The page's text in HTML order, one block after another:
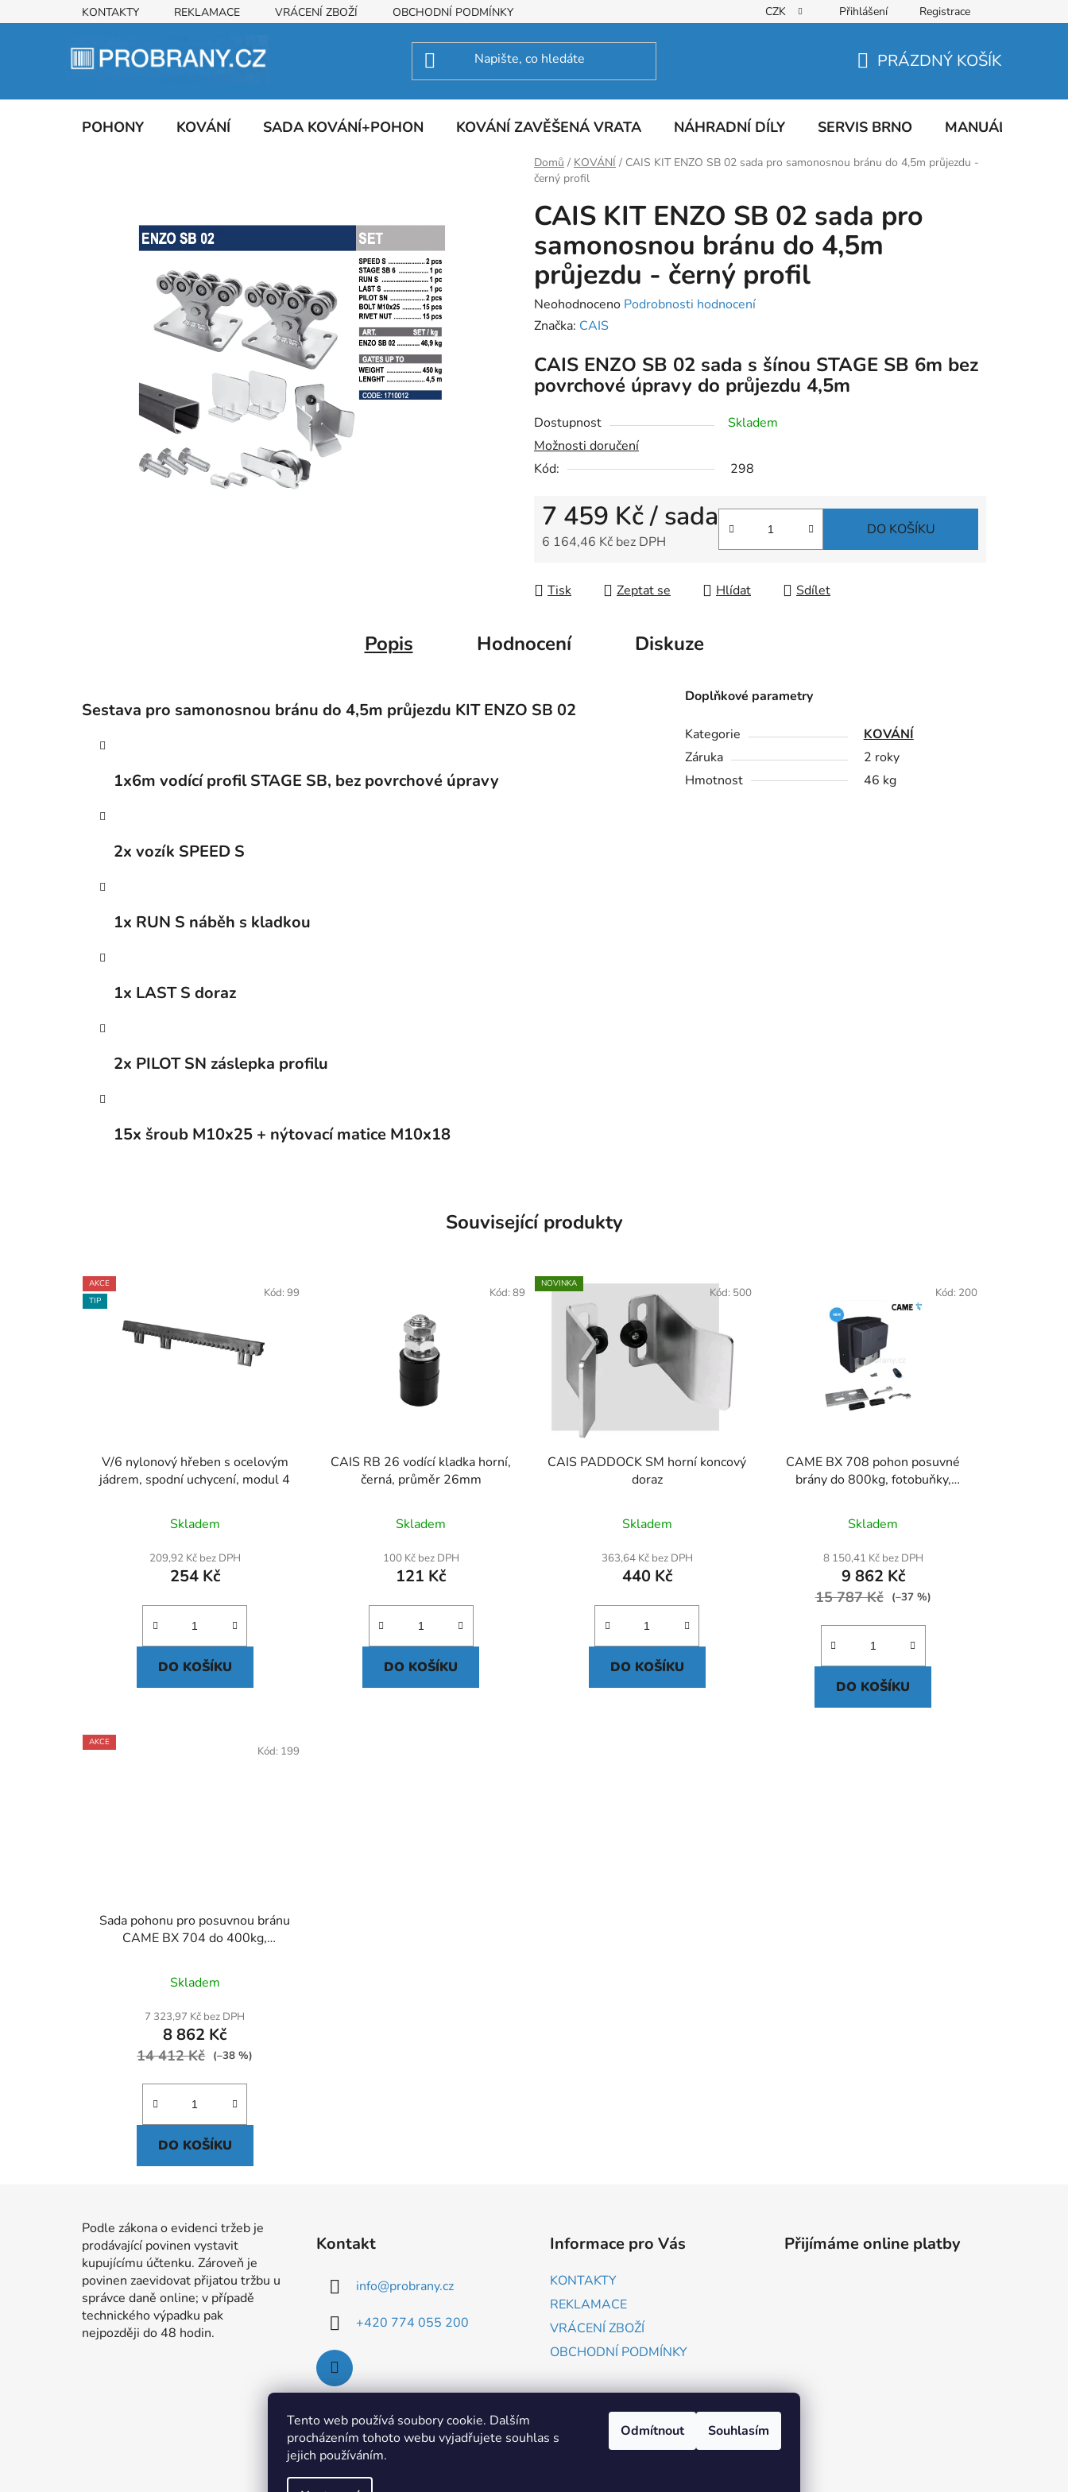
Tento web používá soubory cookie. Dalším
procházením tohoto webu vyjadřujete souhlas s
jejich používáním.
Odmítnout Souhlasím
na
KONTAKTY REKLAMACE VRÁCENÍ ZBOŽÍ OBCHODNÍ PODMÍNKY CZK Přihlášení Registrace
KOŠÍK
PRÁZDNÝ KOŠÍK
POHONY KOVÁNÍ SADA KOVÁNÍ+POHON KOVÁNÍ ZAVĚŠENÁ VRATA NÁHRADNÍ DÍLY SERVIS BRNO MANUÁLY
Domů / KOVÁNÍ / CAIS KIT ENZO SB 02 sada pro samonosnou bránu do 4,5m průjezdu -
černý profil
CAIS KIT ENZO SB 02 sada pro
samonosnou bránu do 4,5m
průjezdu - černý profil
Průměrné
hodnocení
je
0,0
5
hvězdiček.
Neohodnoceno Podrobnosti hodnocení
Značka: CAIS
CAIS ENZO SB 02 sada s šínou STAGE SB 6m bez
povrchové úpravy do průjezdu 4,5m
Dostupnost
Skladem
Možnosti doručení
Kód:
298
7 459 Kč/ sada
6 164,46 Kč bez DPH
DO KOŠÍKU
Tisk Zeptat se Hlídat Sdílet
Popis Hodnocení Diskuze
Sestava pro samonosnou bránu do 4,5m průjezdu KIT ENZO SB 02
1x6m vodící profil STAGE SB, bez povrchové úpravy
2x vozík SPEED S
1x RUN S náběh s kladkou
1x LAST S doraz
2x PILOT SN záslepka profilu
15x šroub M10x25 + nýtovací matice M10x18
Doplňkové parametry
Kategorie
KOVÁNÍ
Záruka
2 roky
Hmotnost
46 kg
Související produkty
AKCE
TIP
V/6 nylonový hřeben s ocelovým
jádrem, spodní uchycení, modul 4
Skladem
209,92 Kč bez DPH
254 Kč
DO KOŠÍKU
Kód: 99
CAIS RB 26 vodící kladka horní,
černá, průměr 26mm
Skladem
100 Kč bez DPH
121 Kč
DO KOŠÍKU
Kód: 89
NOVINKA
CAIS PADDOCK SM horní koncový
doraz
Skladem
363,64 Kč bez DPH
440 Kč
DO KOŠÍKU
Kód: 500
CAME BX 708 pohon posuvné
brány do 800kg, fotobuňky,
Skladem
8 150,41 Kč bez DPH
9 862 Kč
15 787 Kč (–37 %)
DO KOŠÍKU
Kód: 200
AKCE
Sada pohonu pro posuvnou bránu
CAME BX 704 do 400kg,
44R
Skladem
7 323,97 Kč bez DPH
8 862 Kč
14 412 Kč (–38 %)
DO KOŠÍKU
Kód: 199
Podle zákona o evidenci tržeb je
prodávající povinen vystavit
kupujícímu účtenku. Zároveň je
povinen zaevidovat přijatou tržbu u
správce daně online; v případě
technického výpadku pak
nejpozději do 48 hodin.
Kontakt
info@probrany.cz
+420 774 055 200
Informace pro Vás
KONTAKTY
REKLAMACE
VRÁCENÍ ZBOŽÍ
OBCHODNÍ PODMÍNKY
Přijímáme online platby